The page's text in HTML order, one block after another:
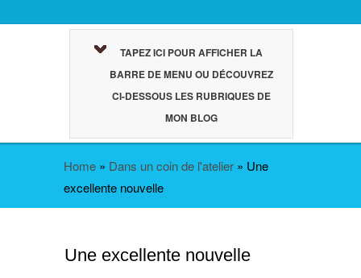
TAPEZ ICI POUR AFFICHER LA
BARRE DE MENU OU DÉCOUVREZ
CI-DESSOUS LES RUBRIQUES DE
MON BLOG
Home » Dans un coin de l'atelier » Une
excellente nouvelle
Une excellente nouvelle